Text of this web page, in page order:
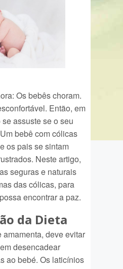
Os bebês choram.
Então, em
assuste se o seu
bebê com cólicas
os pais se sintam
Neste artigo,
seguras e naturais
das cólicas, para
encontrar a paz.
da Dieta
amamenta, deve evitar
desencadear
ao bebé. Os laticínios